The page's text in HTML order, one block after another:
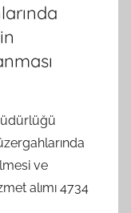
ve
alımı 4734